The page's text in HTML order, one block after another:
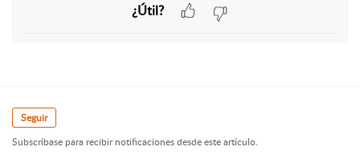
¿Útil?
Seguir
Subscríbase para recibir notificaciones desde este artículo.